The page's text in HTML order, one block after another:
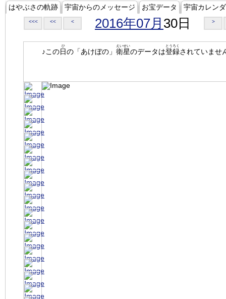
はやぶさの軌跡 宇宙からのメッセージ お宝データ 宇宙カレン
<<< << < 2016年07月 30日 >
♪この日
ひ
の「あけぼの」 衛星
えいせい
のデータは登録
とうろく
されていませ